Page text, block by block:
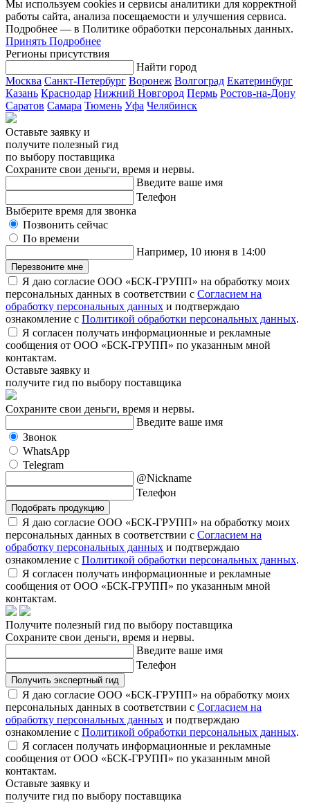
Мы используем cookies и сервисы аналитики для корректной
работы сайта, анализа посещаемости и улучшения сервиса.
Подробнее — в Политике обработки персональных данных.
Принять Подробнее
Регионы присутствия
Найти город
Москва Санкт-Петербург Воронеж Волгоград Екатеринбург
Казань Краснодар Нижний Новгород Пермь Ростов-на-Дону
Саратов Самара Тюмень Уфа Челябинск
Оставьте заявку и
получите полезный гид
по выбору поставщика
Сохраните свои деньги, время и нервы.
Введите ваше имя
Телефон
Выберите время для звонка
Позвонить сейчас
По времени
Например, 10 июня в 14:00
Перезвоните мне
Я даю согласие ООО «БСК-ГРУПП» на обработку моих
персональных данных в соответствии с Согласием на
обработку персональных данных и подтверждаю
ознакомление с Политикой обработки персональных данных.
Я согласен получать информационные и рекламные
сообщения от ООО «БСК-ГРУПП» по указанным мной
контактам.
Оставьте заявку и
получите гид по выбору поставщика
Сохраните свои деньги, время и нервы.
Введите ваше имя
Звонок
WhatsApp
Telegram
@Nickname
Телефон
Подобрать продукцию
Я даю согласие ООО «БСК-ГРУПП» на обработку моих
персональных данных в соответствии с Согласием на
обработку персональных данных и подтверждаю
ознакомление с Политикой обработки персональных данных.
Я согласен получать информационные и рекламные
сообщения от ООО «БСК-ГРУПП» по указанным мной
контактам.
Получите полезный гид по выбору поставщика
Сохраните свои деньги, время и нервы.
Введите ваше имя
Телефон
Получить экспертный гид
Я даю согласие ООО «БСК-ГРУПП» на обработку моих
персональных данных в соответствии с Согласием на
обработку персональных данных и подтверждаю
ознакомление с Политикой обработки персональных данных.
Я согласен получать информационные и рекламные
сообщения от ООО «БСК-ГРУПП» по указанным мной
контактам.
Оставьте заявку и
получите гид по выбору поставщика